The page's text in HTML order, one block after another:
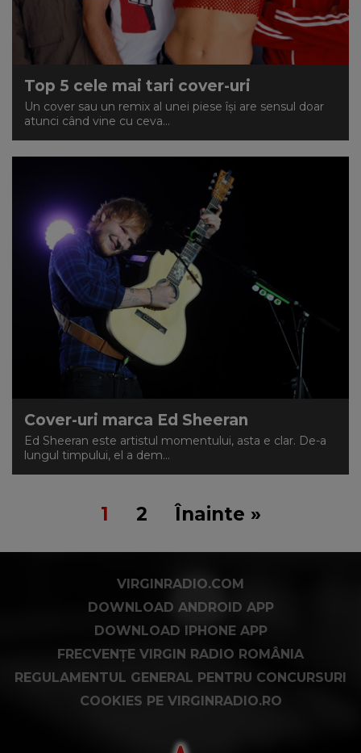
Top 5 cele mai tari cover-uri
Un cover sau un remix al unei piese își are sensul doar
atunci când vine cu ceva...
Cover-uri marca Ed Sheeran
Ed Sheeran este artistul momentului, asta e clar. De-a
lungul timpului, el a dem...
1 2 Înainte »
VIRGINRADIO.COM
DOWNLOAD ANDROID APP
DOWNLOAD IPHONE APP
FRECVENȚE VIRGIN RADIO ROMÂNIA
REGULAMENTUL GENERAL PENTRU CONCURSURI
COOKIES PE VIRGINRADIO.RO